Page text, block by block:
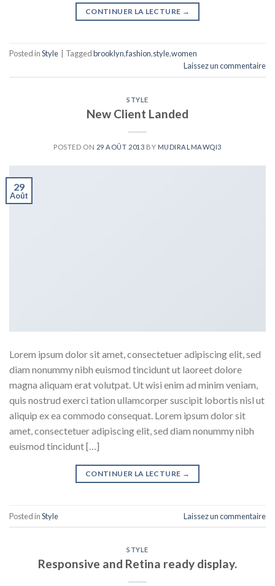
CONTINUER LA LECTURE →
Posted inStyle Taggedbrooklyn,fashion,style,women
Laissez un commentaire
STYLE
New Client Landed
POSTED ON 29 AOÛT 2013 BY MUDIRALMAWQI3
29
Août
Lorem ipsum dolor sit amet, consectetuer adipiscing elit, sed
diam nonummy nibh euismod tincidunt ut laoreet dolore
magna aliquam erat volutpat. Ut wisi enim ad minim veniam,
quis nostrud exerci tation ullamcorper suscipit lobortis nisl ut
aliquip ex ea commodo consequat. Lorem ipsum dolor sit
amet, consectetuer adipiscing elit, sed diam nonummy nibh
euismod tincidunt […]
CONTINUER LA LECTURE →
Posted inStyle Laissez un commentaire
STYLE
Responsive and Retina ready display.